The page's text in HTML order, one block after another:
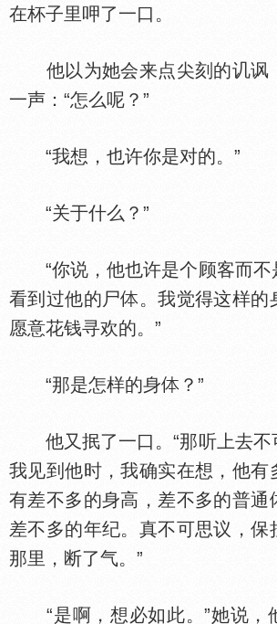
在杯子里呷了一口。
他以为她会来点尖刻的讥讽
一声：“怎么呢？”
“我想，也许你是对的。”
“关于什么？”
“你说，他也许是个顾客而不
看到过他的尸
。我觉得这样的
愿意花钱寻欢的。”
“那是怎样的身 ？”
他又抿了一口。“那听上去不
我见到他时，我确实在想，他有
有差不多的身高，差不多的普通
差不多的年纪。真不可思议，保
那里，断了气。”
“是啊，想必如此。”她说，